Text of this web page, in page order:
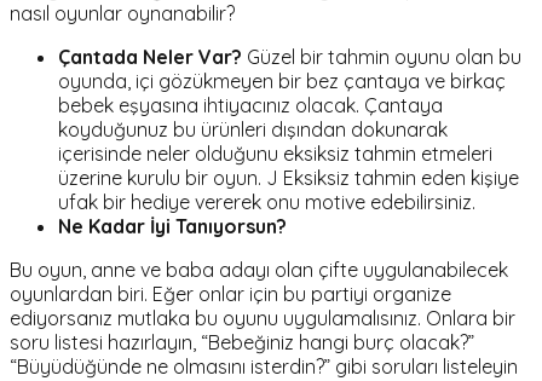
nasıl oyunlar oynanabilir?
Çantada Neler Var? Güzel bir tahmin oyunu olan bu
oyunda, içi gözükmeyen bir bez çantaya ve birkaç
bebek eşyasına ihtiyacınız olacak. Çantaya
koyduğunuz bu ürünleri dışından dokunarak
içerisinde neler olduğunu eksiksiz tahmin etmeleri
üzerine kurulu bir oyun. J Eksiksiz tahmin eden kişiye
ufak bir hediye vererek onu motive edebilirsiniz.
Ne Kadar İyi Tanıyorsun?
Bu oyun, anne ve baba adayı olan çifte uygulanabilecek
oyunlardan biri. Eğer onlar için bu partiyi organize
ediyorsanız mutlaka bu oyunu uygulamalısınız. Onlara bir
soru listesi hazırlayın, “Bebeğiniz hangi burç olacak?”
“Büyüdüğünde ne olmasını isterdin?” gibi soruları listeleyin